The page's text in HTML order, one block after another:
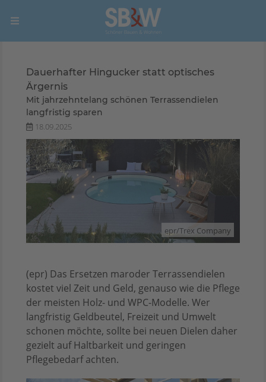
Dauerhafter Hingucker statt optisches
Ärgernis
Mit jahrzehntelang schönen Terrassendielen
langfristig sparen
18.09.2025
epr/Trex Company
(epr) Das Ersetzen maroder Terrassendielen
kostet viel Zeit und Geld, genauso wie die Pflege
der meisten Holz- und WPC-Modelle. Wer
langfristig Geldbeutel, Freizeit und Umwelt
schonen möchte, sollte bei neuen Dielen daher
gezielt auf Haltbarkeit und geringen
Pflegebedarf achten.